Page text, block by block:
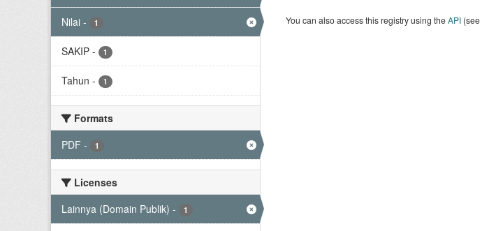
Nilai - 1
SAKIP - 1
Tahun - 1
Formats
PDF - 1
Licenses
Lainnya (Domain Publik) - 1
You can also access this registry using theAPI(see